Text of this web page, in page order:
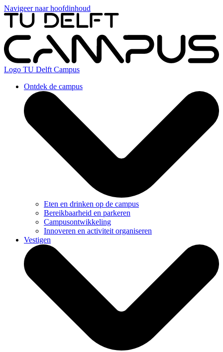
Navigeer naar hoofdinhoud
Logo TU Delft Campus
Ontdek de campus
Eten en drinken op de campus
Bereikbaarheid en parkeren
Campusontwikkeling
Innoveren en activiteit organiseren
Vestigen